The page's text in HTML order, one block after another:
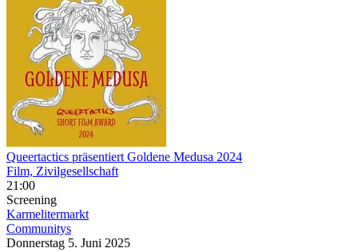
Queertactics präsentiert Goldene Medusa 2024
Film, Zivilgesellschaft
21:00
Screening
Karmelitermarkt
Communitys
Donnerstag 5. Juni 2025